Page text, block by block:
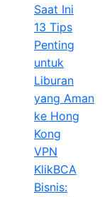
Saat Ini
13 Tips
Penting
untuk
Liburan
yang Aman
ke Hong
Kong
VPN
KlikBCA
Bisnis: